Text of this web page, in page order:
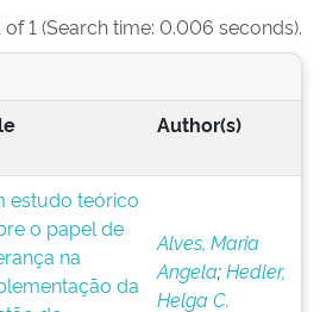
of 1 (Search time: 0.006 seconds).
Author(s)
estudo teórico
o papel de
na
da
Alves, Maria
Angela;Hedler,
Helga C.